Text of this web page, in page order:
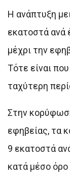
Η ανάπτυξη
εκατοστά ανά
μέχρι την
Τότε είναι
ταχύτερη
Στην
εφηβείας, τα
9 εκατοστά
κατά μέσο